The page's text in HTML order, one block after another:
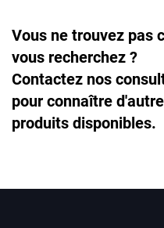
Vous ne trouvez pas
vous recherchez ?
Contactez nos
pour connaître
produits disponibles.